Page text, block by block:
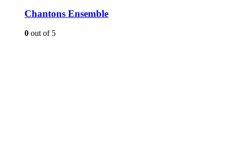
Chantons Ensemble
0 out of 5